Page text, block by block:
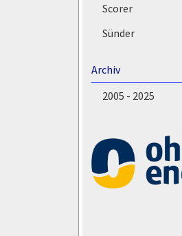
Scorer
Sünder
Archiv
2005 - 2025